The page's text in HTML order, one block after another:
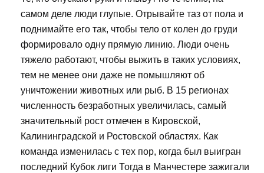
самом деле люди глупые. Отрывайте таз от пола и
поднимайте его так, чтобы тело от колен до груди
формировало одну прямую линию. Люди очень
тяжело работают, чтобы выжить в таких условиях,
тем не менее они даже не помышляют об
уничтожении животных или рыб. В 15 регионах
численность безработных увеличилась, самый
значительный рост отмечен в Кировской,
Калининградской и Ростовской областях. Как
команда изменилась с тех пор, когда был выигран
последний Кубок лиги Тогда в Манчестере зажигали